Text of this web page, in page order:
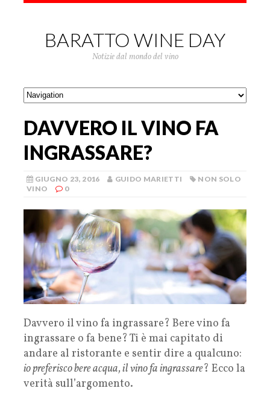
BARATTO WINE DAY
Notizie dal mondo del vino
DAVVERO IL VINO FA
INGRASSARE?
GIUGNO 23, 2016 GUIDO MARIETTI
NON SOLO
VINO
0
Davvero il vino fa ingrassare? Bere vino fa
ingrassare o fa bene? Ti è mai capitato di
andare al ristorante e sentir dire a qualcuno:
io preferisco bere acqua, il vino fa ingrassare? Ecco la
verità sull’argomento.